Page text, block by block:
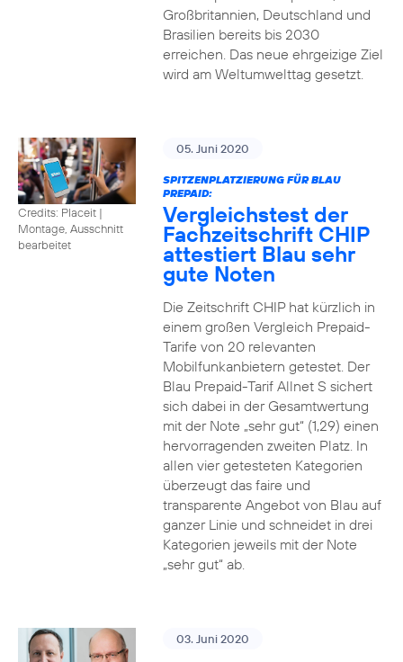
Großbritannien, Deutschland und
Brasilien bereits bis 2030
erreichen. Das neue ehrgeizige Ziel
wird am Weltumwelttag gesetzt.
Credits: Placeit |
Montage, Ausschnitt
bearbeitet
05. Juni 2020
SPITZENPLATZIERUNG FÜR BLAU
PREPAID:
Vergleichstest der
Fachzeitschrift CHIP
attestiert Blau sehr
gute Noten
Die Zeitschrift CHIP hat kürzlich in
einem großen Vergleich Prepaid-
Tarife von 20 relevanten
Mobilfunkanbietern getestet. Der
Blau Prepaid-Tarif Allnet S sichert
sich dabei in der Gesamtwertung
mit der Note „sehr gut“ (1,29) einen
hervorragenden zweiten Platz. In
allen vier getesteten Kategorien
überzeugt das faire und
transparente Angebot von Blau auf
ganzer Linie und schneidet in drei
Kategorien jeweils mit der Note
„sehr gut“ ab.
03. Juni 2020